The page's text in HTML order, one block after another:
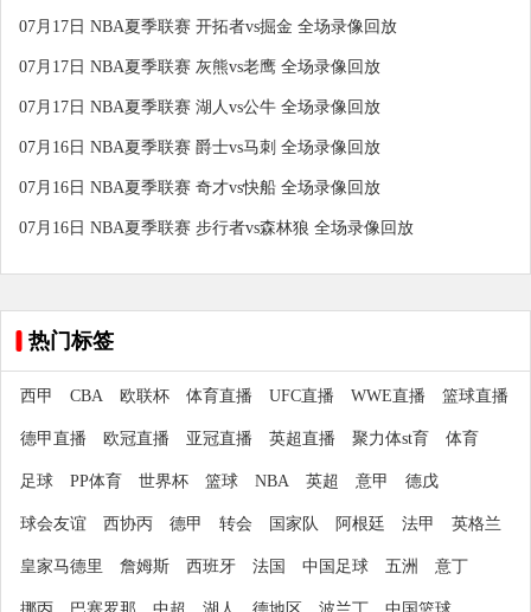
07月17日 NBA夏季联赛 开拓者vs掘金 全场录像回放
07月17日 NBA夏季联赛 灰熊vs老鹰 全场录像回放
07月17日 NBA夏季联赛 湖人vs公牛 全场录像回放
07月16日 NBA夏季联赛 爵士vs马刺 全场录像回放
07月16日 NBA夏季联赛 奇才vs快船 全场录像回放
07月16日 NBA夏季联赛 步行者vs森林狼 全场录像回放
热门标签
西甲 CBA 欧联杯 体育直播 UFC直播 WWE直播 篮球直播
德甲直播 欧冠直播 亚冠直播 英超直播 聚力体st育 体育
足球 PP体育 世界杯 篮球 NBA 英超 意甲 德戊
球会友谊 西协丙 德甲 转会 国家队 阿根廷 法甲 英格兰
皇家马德里 詹姆斯 西班牙 法国 中国足球 五洲 意丁